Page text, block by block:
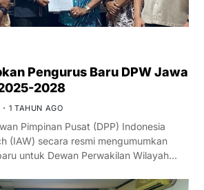
Pengurus Baru DPW Jawa
2028
1 TAHUN AGO
Pimpinan Pusat (DPP) Indonesia
(IAW) secara resmi mengumumkan
untuk Dewan Perwakilan Wilayah…